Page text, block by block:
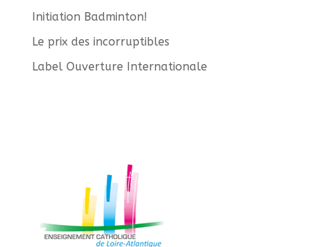
Initiation Badminton!
Le prix des incorruptibles
Label Ouverture Internationale